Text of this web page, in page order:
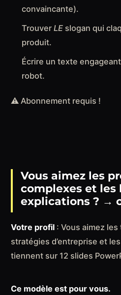
convaincante).
TrouverLE slogan qui
produit.
Écrire un texte
robot.
⚠️ Abonnement requis !
Vous aimez les
complexes et les
explications ? →
Votre profil : Vous aimez
stratégies d’entreprise et
tiennent sur 12 slides
Ce modèle est pour vous.